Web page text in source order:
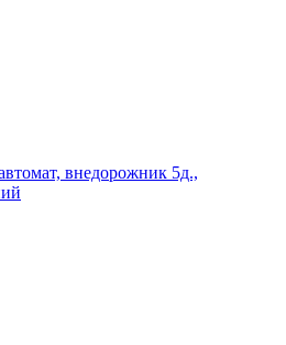
внедорожник 5д.,